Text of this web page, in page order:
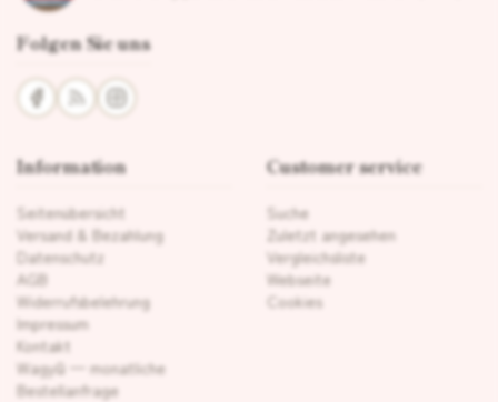
Folgen Sie uns
Information
Seitenübersicht
Versand & Bezahlung
Datenschutz
AGB
Widerrufsbelehrung
Impressum
Kontakt
Wagyū — monatliche
Bestellanfrage
Customer service
Suche
Zuletzt angesehen
Vergleichsliste
Webseite
Cookies